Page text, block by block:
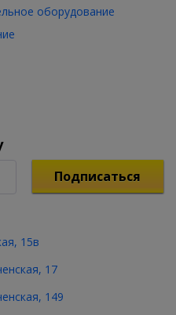
оборудование
Подписаться
15в
17
149